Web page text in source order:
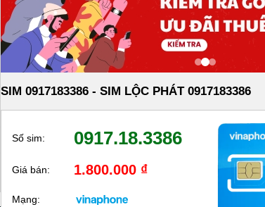
SIM 0917183386 - SIM LỘC PHÁT 0917183386
Số sim: 0917.18.3386
Giá bán: 1.800.000 ₫
Mạng: